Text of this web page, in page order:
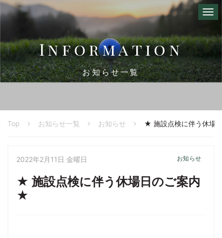
Information
お知らせ一覧
Top お知らせ一覧 お知らせ ★ 施設点検に伴う休場
2022年2月11日 金曜日 お知らせ
★ 施設点検に伴う休場日のご案内
★